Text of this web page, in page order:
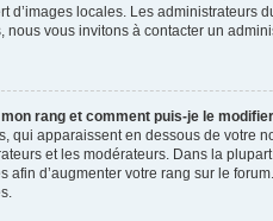
d’images locales. Les administrateurs
nous vous invitons à contacter un
rang et comment puis-je le
qui apparaissent en dessous de votre
et les modérateurs. Dans la
afin d’augmenter votre rang sur le